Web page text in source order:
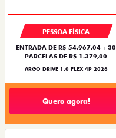
PESSOA FÍSICA
ENTRADA DE R$ 54.967,04 +30
PARCELAS DE R$ 1.379,00
ARGO DRIVE 1.0 FLEX 4P 2026
Quero agora!